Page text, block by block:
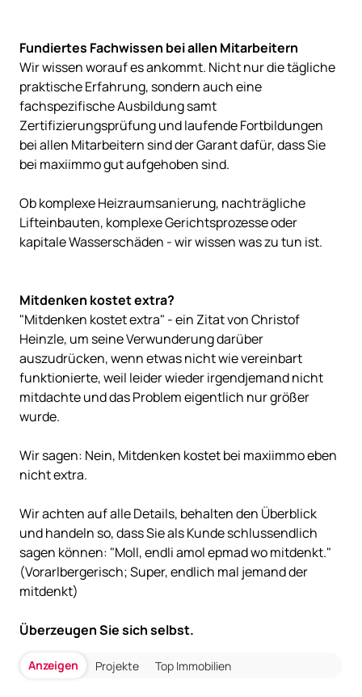
Fundiertes Fachwissen bei allen Mitarbeitern
Wir wissen worauf es ankommt. Nicht nur die tägliche
praktische Erfahrung, sondern auch eine
fachspezifische Ausbildung samt
Zertifizierungsprüfung und laufende Fortbildungen
bei allen Mitarbeitern sind der Garant dafür, dass Sie
bei maxiimmo gut aufgehoben sind.
Ob komplexe Heizraumsanierung, nachträgliche
Lifteinbauten, komplexe Gerichtsprozesse oder
kapitale Wasserschäden - wir wissen was zu tun ist.
Mitdenken kostet extra?
"Mitdenken kostet extra" - ein Zitat von Christof
Heinzle, um seine Verwunderung darüber
auszudrücken, wenn etwas nicht wie vereinbart
funktionierte, weil leider wieder irgendjemand nicht
mitdachte und das Problem eigentlich nur größer
wurde.
Wir sagen: Nein, Mitdenken kostet bei maxiimmo eben
nicht extra.
Wir achten auf alle Details, behalten den Überblick
und handeln so, dass Sie als Kunde schlussendlich
sagen können: "Moll, endli amol epmad wo mitdenkt."
(Vorarlbergerisch; Super, endlich mal jemand der
mitdenkt)
Überzeugen Sie sich selbst.
Anzeigen Projekte Top Immobilien